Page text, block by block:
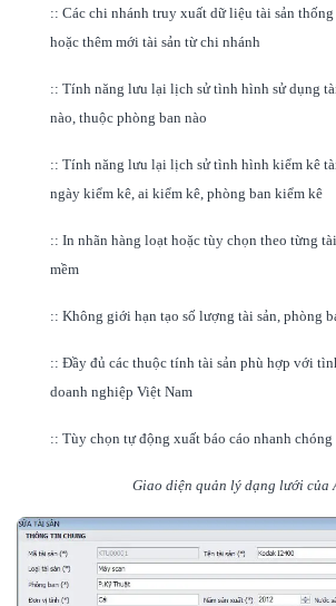
:: Các chi nhánh truy xuất dữ liệu tài sản
hoặc thêm mới tài sản từ chi nhánh
:: Tính năng lưu lại lịch sử tình hình sử dụng
nào, thuộc phòng ban nào
:: Tính năng lưu lại lịch sử tình hình kiểm kê
ngày kiểm kê, ai kiểm kê, phòng ban kiểm kê
:: In nhãn hàng loạt hoặc tùy chọn theo từng
mềm
:: Không giới hạn tạo số lượng tài sản, phòng
:: Đầy đủ các thuộc tính tài sản phù hợp với
doanh nghiệp Việt Nam
:: Tùy chọn tự động xuất báo cáo nhanh chóng
Giao diện quản lý dạng lưới của